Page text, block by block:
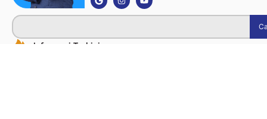
Informasi Terkini